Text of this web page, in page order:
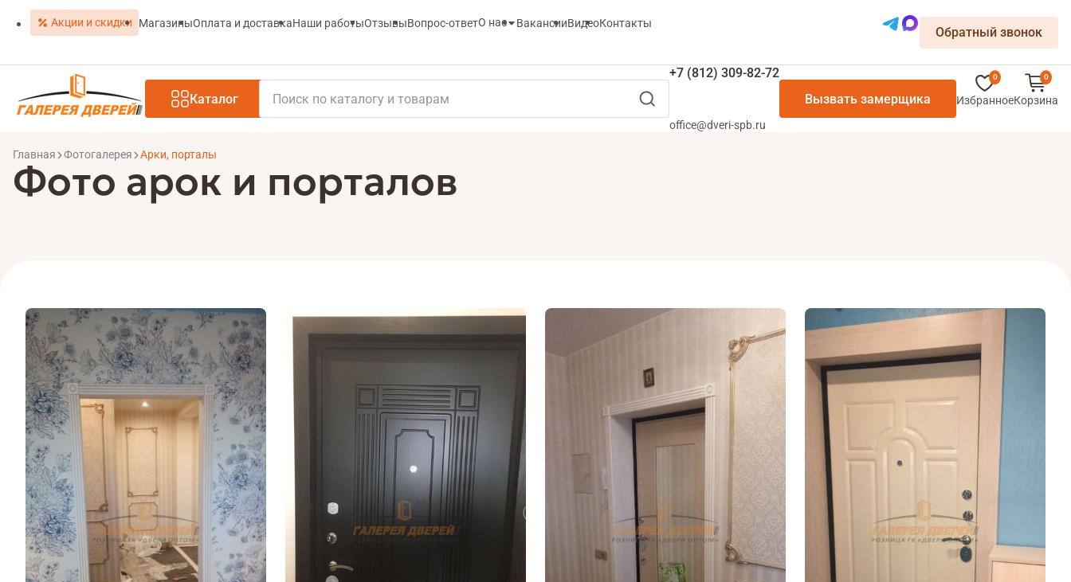
Акции и скидки МагазиныОплата и доставкаНаши работыОтзывыВопрос-ответО нас ВакансииВидеоКонтакты
Обратный звонок
Каталог
+7 (812) 309-82-72
office@dveri-spb.ru
Вызвать замерщика
0
Избранное
0
Корзина
Главная Фотогалерея Арки, порталы
Фото арок и порталов